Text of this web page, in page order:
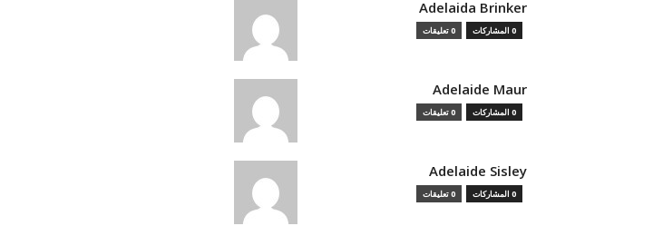
Adelaida Brinker
0 المشاركات 0 تعليقات
Adelaide Maur
0 المشاركات 0 تعليقات
Adelaide Sisley
0 المشاركات 0 تعليقات